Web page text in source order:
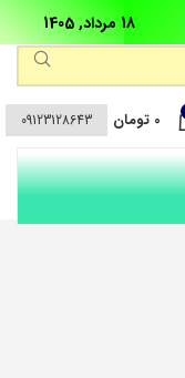
0 تومان 09123128643
18 مرداد, 1405